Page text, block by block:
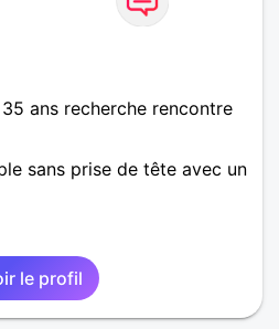
ans recherche rencontre
sans prise de tête avec un
le profil